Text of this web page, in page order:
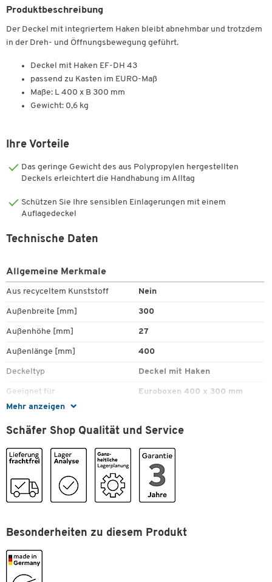
Produktbeschreibung
Der Deckel mit integriertem Haken bleibt abnehmbar und trotzdem
in der Dreh- und Öffnungsbewegung geführt.
Deckel mit Haken EF-DH 43
passend zu Kasten im EURO-Maß
Maße: L 400 x B 300 mm
Gewicht: 0,6 kg
Ihre Vorteile
Das geringe Gewicht des aus Polypropylen hergestellten
Deckels erleichtert die Handhabung im Alltag
Schützen Sie Ihre sensiblen Einlagerungen mit einem
Auflagedeckel
Mehr anzeigen
Technische Daten
Allgemeine Merkmale
Aus recyceltem Kunststoff Nein
Außenbreite [mm] 300
Außenhöhe [mm] 27
Außenlänge [mm] 400
Deckeltyp Deckel mit Haken
Geeignet für Euroboxen 400 x 300 mm
Gefahrstoffgeeignet
Gewicht [kg] 0,6
Lebensmittelecht Nein
Nein
Leitfähig Nein
Modell DH 43
Serie
Farben
Schäfer Shop Qualität und Service
Besonderheiten zu diesem Produkt